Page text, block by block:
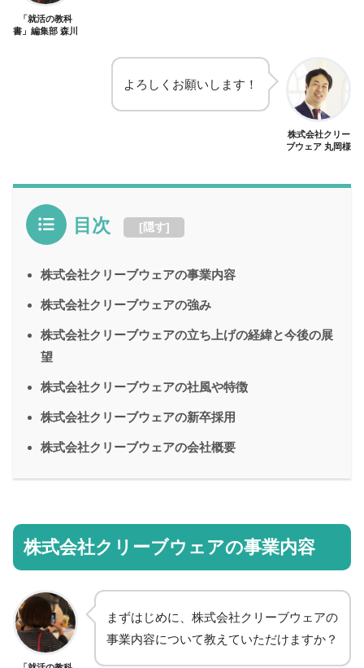
「就活の教科
書」編集部 森川
よろしくお願いします！
株式会社クリー
ブウェア 丸岡様
目次 [隠す]
株式会社クリーブウェアの事業内容
株式会社クリーブウェアの強み
株式会社クリーブウェアの立ち上げの経緯と今後の展
望
株式会社クリーブウェアの社風や特徴
株式会社クリーブウェアの新卒採用
株式会社クリーブウェアの会社概要
株式会社クリーブウェアの事業内容
まずはじめに、株式会社クリーブウェアの
事業内容について教えていただけますか？